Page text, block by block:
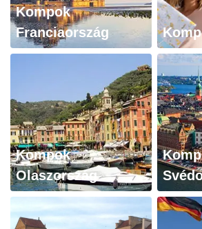
Kompok
Franciaország
Kompok
Olaszország